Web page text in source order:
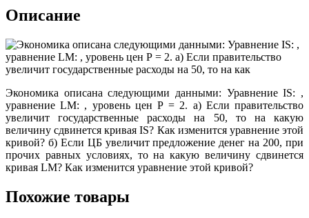
Описание
Экономика описана следующими данными: Уравнение IS: ,
уравнение LM: , уровень цен Р = 2. а) Если правительство
увеличит государственные расходы на 50, то на какую
величину сдвинется кривая IS? Как изменится уравнение этой
кривой? б) Если ЦБ увеличит предложение денег на 200, при
прочих равных условиях, то на какую величину сдвинется
кривая LM? Как изменится уравнение этой кривой?
Похожие товары